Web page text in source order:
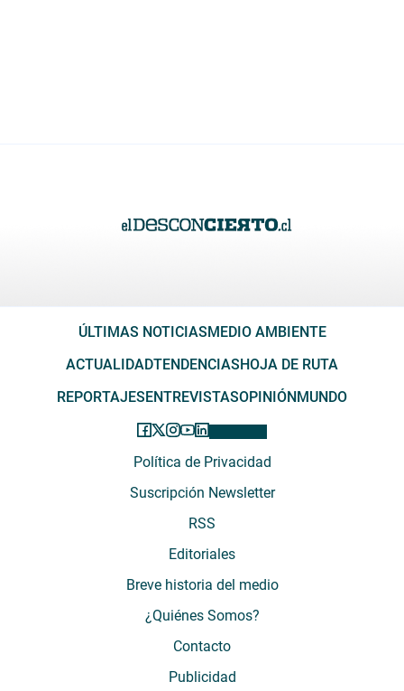
ÚLTIMAS NOTICIAS MEDIO AMBIENTE
ACTUALIDADTENDENCIAS HOJA DE RUTA
REPORTAJES ENTREVISTASOPINIÓN MUNDO
Política de Privacidad
Suscripción Newsletter
RSS
Editoriales
Breve historia del medio
¿Quiénes Somos?
Contacto
Publicidad